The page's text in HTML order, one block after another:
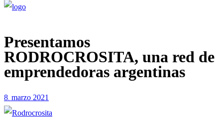
Presentamos
RODROCROSITA, una red de
emprendedoras argentinas
8 marzo 2021